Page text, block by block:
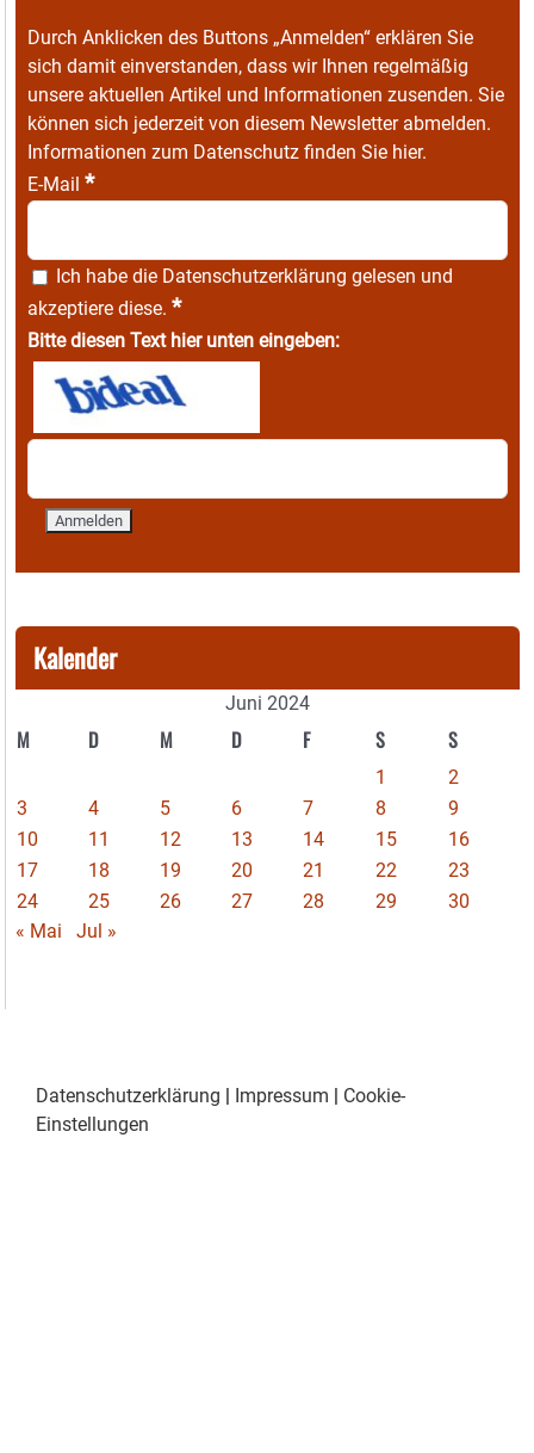
Durch Anklicken des Buttons „Anmelden“ erklären Sie
sich damit einverstanden, dass wir Ihnen regelmäßig
unsere aktuellen Artikel und Informationen zusenden. Sie
können sich jederzeit von diesem Newsletter abmelden.
Informationen zum Datenschutz finden Sie hier.
E-Mail *
Ich habe die Datenschutzerklärung gelesen und
akzeptiere diese. *
Bitte diesen Text hier unten eingeben:
Kalender
Juni 2024
M D M D F S S
1
2
3
4 5 6 7 8
9
10
11 12 13 14 15
16
17
18 19 20 21 22
23
24
25 26 27 28 29
30
« Mai
Jul »
Datenschutzerklärung | Impressum | Cookie-
Einstellungen